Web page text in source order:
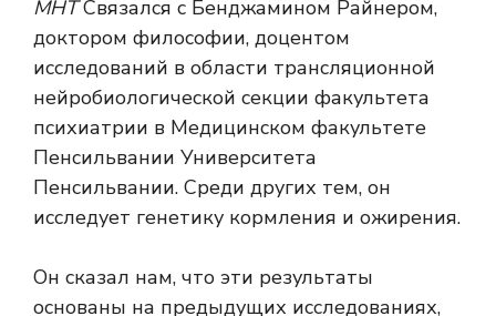
МНТСвязался с Бенджамином Райнером,
доктором философии, доцентом
исследований в области трансляционной
нейробиологической секции факультета
психиатрии в Медицинском факультете
Пенсильвании Университета
Пенсильвании. Среди других тем, он
исследует генетику кормления и ожирения.
Он сказал нам, что эти результаты
основаны на предыдущих исследованиях,